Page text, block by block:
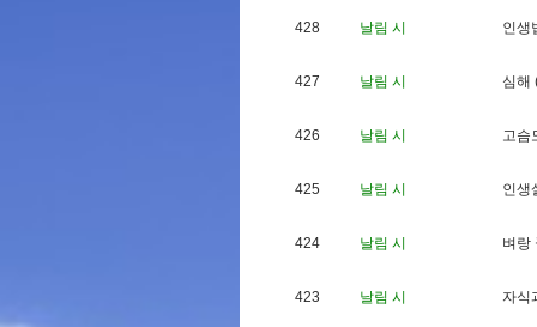
428 날림 시 인생
427 날림 시 심해
426 날림 시 고슴
425 날림 시 인생
424 날림 시 벼 랑
423 날림 시 자식